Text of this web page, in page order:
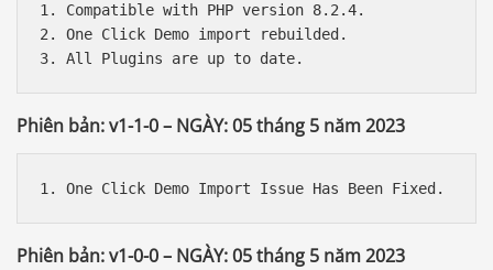
1. Compatible with PHP version 8.2.4.
2. One Click Demo import rebuilded.
Phiên bản: v1-1-0 – NGÀY: 05 tháng 5 năm 2023
Phiên bản: v1-0-0 – NGÀY: 05 tháng 5 năm 2023